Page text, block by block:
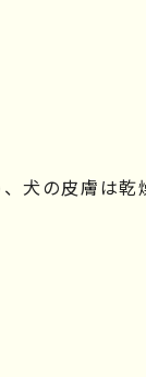
の皮膚は乾